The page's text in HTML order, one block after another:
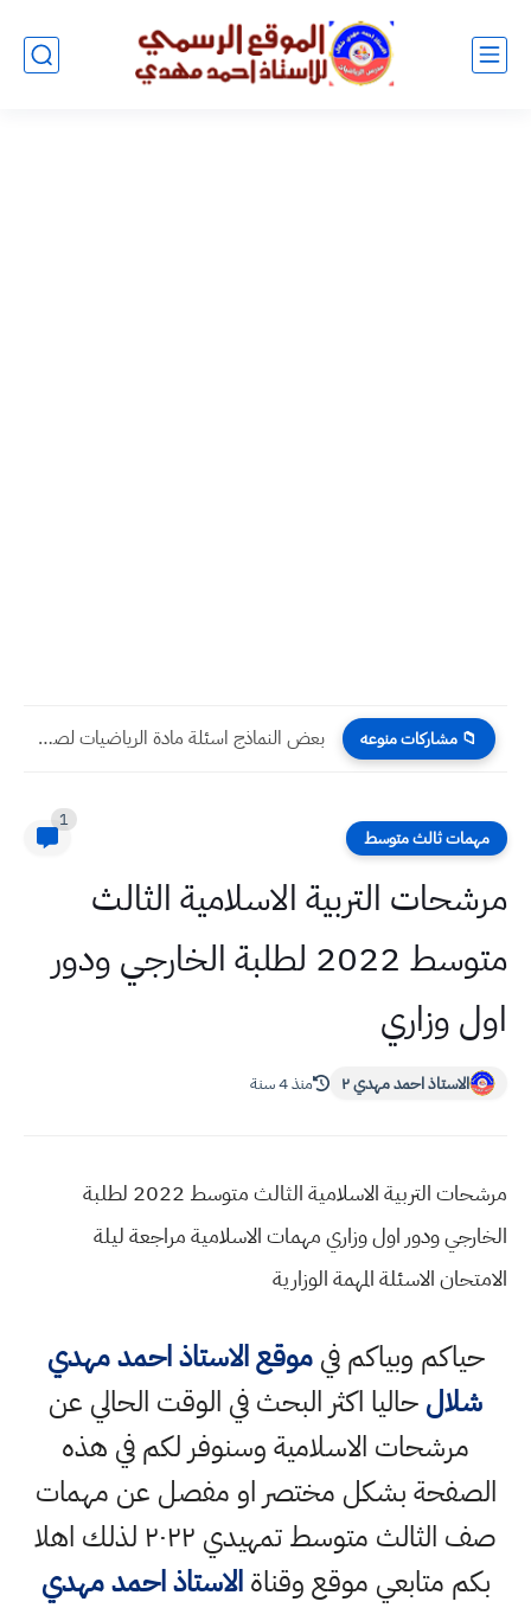
📁 مشاركات منوعه بعض النماذج اسئلة مادة الرياضيات لصف سادس الابتدائي نصف السنة...
مهمات ثالث متوسط
1
مرشحات التربية الاسلامية الثالث
متوسط 2022 لطلبة الخارجي ودور
اول وزاري
الاستاذ احمد مهدي ٢ منذ 4 سنة
مرشحات التربية الاسلامية الثالث متوسط 2022 لطلبة
الخارجي ودور اول وزاري مهمات الاسلامية مراجعة ليلة
الامتحان الاسئلة المهمة الوزارية
حياكم وبياكم فيموقع الاستاذ احمد مهدي
شلالحاليا اكثر البحث في الوقت الحالي عن
مرشحات الاسلامية وسنوفر لكم في هذه
الصفحة بشكل مختصر او مفصل عن مهمات
صف الثالث متوسط تمهيدي ٢٠٢٢ لذلك اهلا
بكم متابعي موقع وقناةالاستاذ احمد مهدي